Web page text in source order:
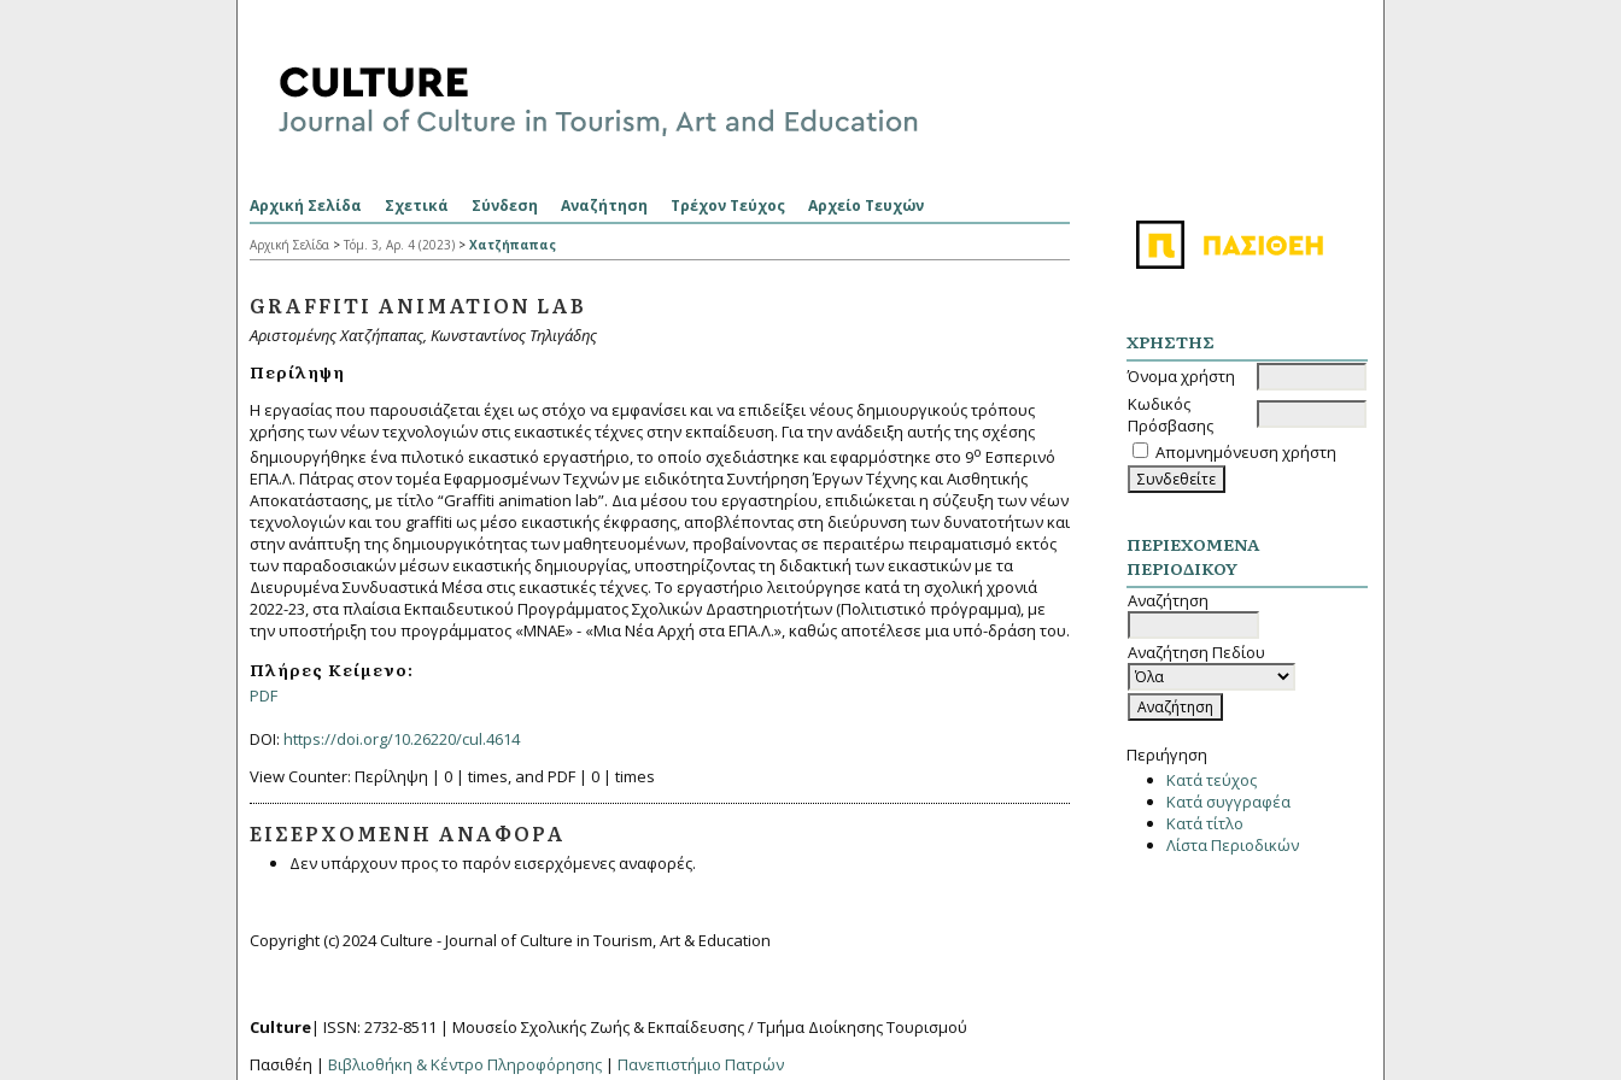
ΧΡΉΣΤΗΣ
Όνομα χρήστη
Κωδικός
Πρόσβασης
Απομνημόνευση χρήστη
ΠΕΡΙΕΧΌΜΕΝΑ
ΠΕΡΙΟΔΙΚΟΎ
Αναζήτηση
Αναζήτηση Πεδίου
Περιήγηση
Κατά τεύχος
Κατά συγγραφέα
Κατά τίτλο
Λίστα Περιοδικών
Αρχική Σελίδα Σχετικά Σύνδεση Αναζήτηση Τρέχον Τεύχος Αρχείο Τευχών
Αρχική Σελίδα > Τόμ. 3, Αρ. 4 (2023) > Χατζήπαπας
GRAFFITI ANIMATION LAB
Αριστομένης Χατζήπαπας, Κωνσταντίνος Τηλιγάδης
Περίληψη
Η εργασίας που παρουσιάζεται έχει ως στόχο να εμφανίσει και να επιδείξει νέους δημιουργικούς τρόπους
χρήσης των νέων τεχνολογιών στις εικαστικές τέχνες στην εκπαίδευση. Για την ανάδειξη αυτής της σχέσης
δημιουργήθηκε ένα πιλοτικό εικαστικό εργαστήριο, το οποίο σχεδιάστηκε και εφαρμόστηκε στο 9ο Εσπερινό
ΕΠΑ.Λ. Πάτρας στον τομέα Εφαρμοσμένων Τεχνών με ειδικότητα Συντήρηση Έργων Τέχνης και Αισθητικής
Αποκατάστασης, με τίτλο “Graffiti animation lab”. Δια μέσου του εργαστηρίου, επιδιώκεται η σύζευξη των νέων
τεχνολογιών και του graffiti ως μέσο εικαστικής έκφρασης, αποβλέποντας στη διεύρυνση των δυνατοτήτων και
στην ανάπτυξη της δημιουργικότητας των μαθητευομένων, προβαίνοντας σε περαιτέρω πειραματισμό εκτός
των παραδοσιακών μέσων εικαστικής δημιουργίας, υποστηρίζοντας τη διδακτική των εικαστικών με τα
Διευρυμένα Συνδυαστικά Μέσα στις εικαστικές τέχνες. Το εργαστήριο λειτούργησε κατά τη σχολική χρονιά
2022-23, στα πλαίσια Εκπαιδευτικού Προγράμματος Σχολικών Δραστηριοτήτων (Πολιτιστικό πρόγραμμα), με
την υποστήριξη του προγράμματος «ΜΝΑΕ» - «Μια Νέα Αρχή στα ΕΠΑ.Λ.», καθώς αποτέλεσε μια υπό-δράση του.
Πλήρες Κείμενο:
PDF
DOI: https://doi.org/10.26220/cul.4614
View Counter: Περίληψη | 0 | times, and PDF | 0 | times
ΕΙΣΕΡΧΌΜΕΝΗ ΑΝΑΦΟΡΆ
Δεν υπάρχουν προς το παρόν εισερχόμενες αναφορές.
Copyright (c) 2024 Culture - Journal of Culture in Tourism, Art & Education
Culture| ISSN: 2732-8511 | Μουσείο Σχολικής Ζωής & Εκπαίδευσης / Τμήμα Διοίκησης Τουρισμού
Πασιθέη | Βιβλιοθήκη & Κέντρο Πληροφόρησης | Πανεπιστήμιο Πατρών